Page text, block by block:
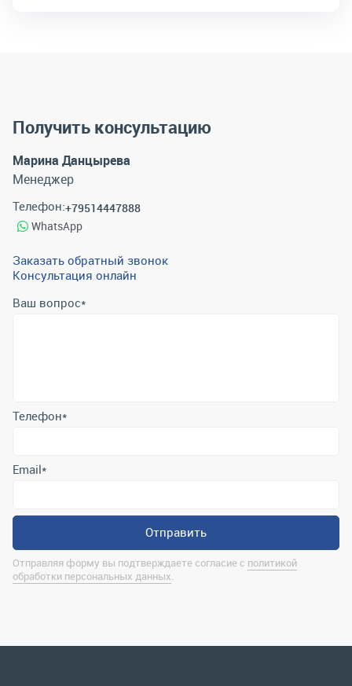
Получить консультацию
Марина Данцырева
Менеджер
Телефон:+79514447888
WhatsApp
Заказать обратный звонок
Консультация онлайн
Ваш вопрос*
Отправляя форму вы подтверждаете согласие с
Контактная информация
marina@uralrsmiass.ru